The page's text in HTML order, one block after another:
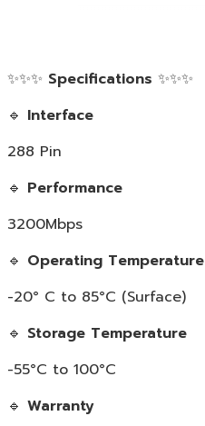
✨✨✨ Specifications ✨✨✨
🔹 Interface
288 Pin
🔹 Performance
3200Mbps
🔹 Operating Temperature
-20° C to 85°C (Surface)
🔹 Storage Temperature
-55°C to 100°C
🔹 Warranty